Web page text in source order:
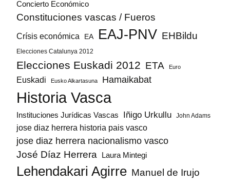
Concierto Económico
Constituciones vascas / Fueros
Crísis económica EA EAJ-PNV EHBildu
Elecciones Catalunya 2012
Elecciones Euskadi 2012 ETA Euro
Euskadi Eusko Alkartasuna Hamaikabat
Historia Vasca
Instituciones Jurídicas Vascas Iñigo Urkullu John Adams
jose diaz herrera historia pais vasco
jose diaz herrera nacionalismo vasco
José Díaz Herrera Laura Mintegi
Lehendakari Agirre Manuel de Irujo